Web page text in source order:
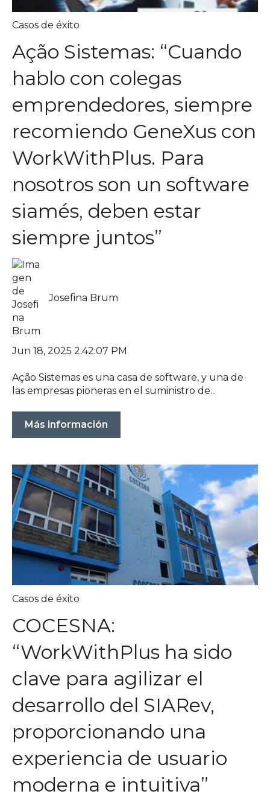
Casos de éxito
Ação Sistemas: “Cuando
hablo con colegas
emprendedores, siempre
recomiendo GeneXus con
WorkWithPlus. Para
nosotros son un software
siamés, deben estar
siempre juntos”
Josefina Brum
Jun 18, 2025 2:42:07 PM
Ação Sistemas es una casa de software, y una de
las empresas pioneras en el suministro de...
Más información
Casos de éxito
COCESNA:
“WorkWithPlus ha sido
clave para agilizar el
desarrollo del SIARev,
proporcionando una
experiencia de usuario
moderna e intuitiva”